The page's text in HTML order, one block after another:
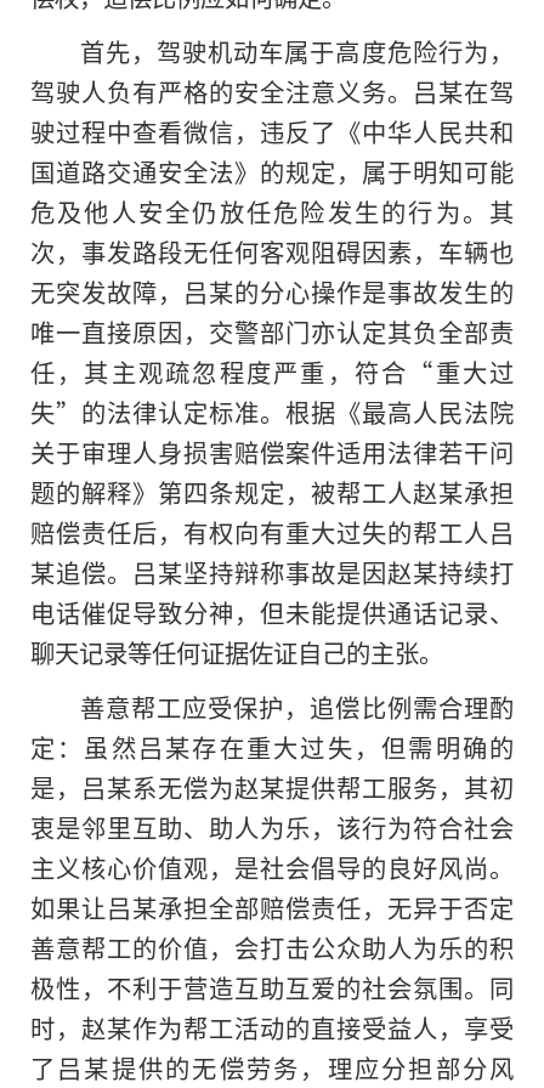
首先，驾驶机动车属于高度危险行为，
驾驶人负有严格的安全注意义务。吕某在驾
驶过程中查看微信，违反了《中华人民共和
国道路交通安全法》的规定，属于明知可能
危及他人安全仍放任危险发生的行为。其
次，事发路段无任何客观阻碍因素，车辆也
无突发故障，吕某的分心操作是事故发生的
唯一直接原因，交警部门亦认定其负全部责
任，其主观疏忽程度严重，符合“重大过
失”的法律认定标准。根据《最高人民法院
关于审理人身损害赔偿案件适用法律若干问
题的解释》第四条规定，被帮工人赵某承担
赔偿责任后，有权向有重大过失的帮工人吕
某追偿。吕某坚持辩称事故是因赵某持续打
电话催促导致分神，但未能提供通话记录、
聊天记录等任何证据佐证自己的主张。
善意帮工应受保护，追偿比例需合理酌
定：虽然吕某存在重大过失，但需明确的
是，吕某系无偿为赵某提供帮工服务，其初
衷是邻里互助、助人为乐，该行为符合社会
主义核心价值观，是社会倡导的良好风尚。
如果让吕某承担全部赔偿责任，无异于否定
善意帮工的价值，会打击公众助人为乐的积
极性，不利于营造互助互爱的社会氛围。同
时，赵某作为帮工活动的直接受益人，享受
了吕某提供的无偿劳务，理应分担部分风